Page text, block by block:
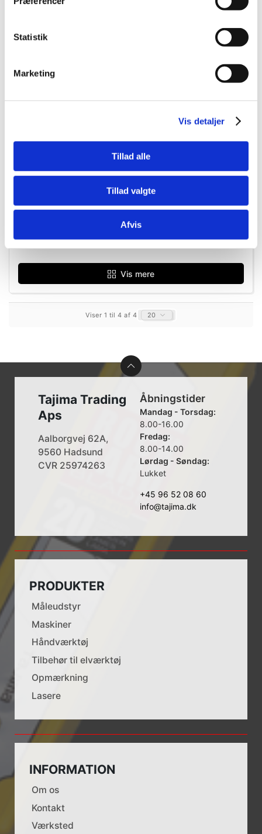
Statistik
Marketing
Vis detaljer
Tillad alle
Tillad valgte
Afvis
Diatech Hammerhoved Dewalt model
Vis mere
Viser 1 til 4 af 4 20
Tajima Trading
Aps
Aalborgvej 62A,
9560 Hadsund
CVR 25974263
Åbningstider
Mandag - Torsdag:
8.00-16.00
Fredag:
8.00-14.00
Lørdag - Søndag:
Lukket
+45 96 52 08 60
info@tajima.dk
PRODUKTER
Måleudstyr
Maskiner
Håndværktøj
Tilbehør til elværktøj
Opmærkning
Lasere
INFORMATION
Om os
Kontakt
Værksted